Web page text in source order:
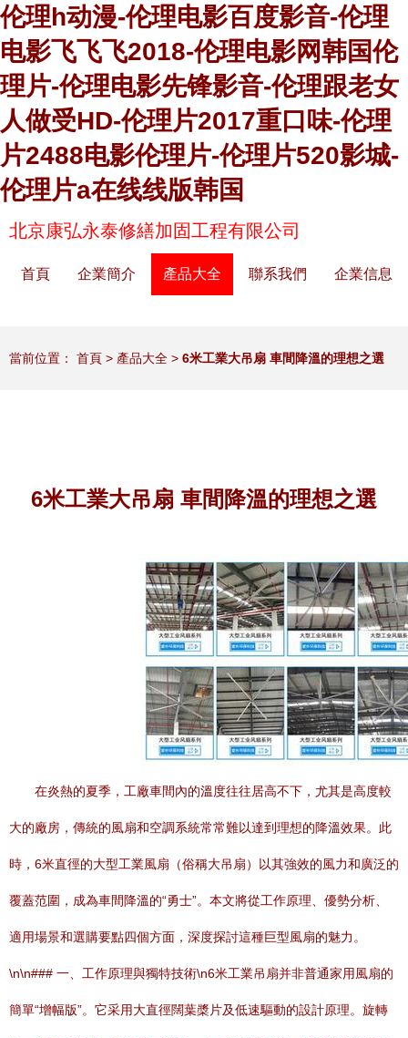
伦理h动漫-伦理电影百度影音-伦理
电影飞飞飞2018-伦理电影网韩国伦
理片-伦理电影先锋影音-伦理跟老女
人做受HD-伦理片2017重口味-伦理
片2488电影伦理片-伦理片520影城-
伦理片a在线线版韩国
北京康弘永泰修繕加固工程有限公司
首頁 企業簡介 產品大全 聯系我們 企業信息
當前位置： 首頁 > 產品大全 > 6米工業大吊扇 車間降溫的理想之選
6米工業大吊扇 車間降溫的理想之選
在炎熱的夏季，工廠車間內的溫度往往居高不下，尤其是高度較
大的廠房，傳統的風扇和空調系統常常難以達到理想的降溫效果。此
時，6米直徑的大型工業風扇（俗稱大吊扇）以其強效的風力和廣泛的
覆蓋范圍，成為車間降溫的“勇士”。本文將從工作原理、優勢分析、
適用場景和選購要點四個方面，深度探討這種巨型風扇的魅力。
\n\n### 一、工作原理與獨特技術\n6米工業吊扇并非普通家用風扇的
簡單“增幅版”。它采用大直徑闊葉槳片及低速驅動的設計原理。旋轉